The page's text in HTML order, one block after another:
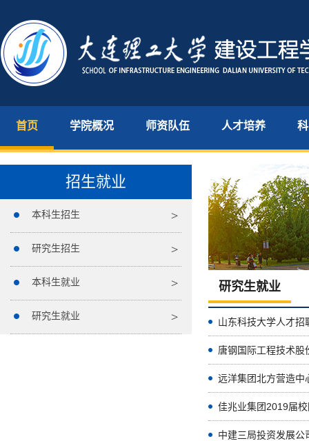
首页 学院概况 师资队伍 人才培养
招生就业
本科生招生
研究生招生
本科生就业
研究生就业
研究生就业
山东科技大学人才招
唐钢国际工程技术股
远洋集团北方营造中
佳兆业集团2019届
中建三局投资发展